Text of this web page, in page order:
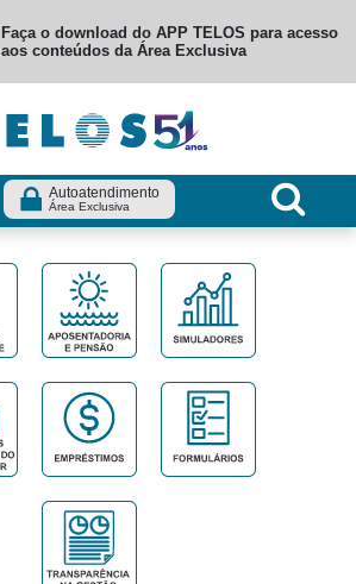
Faça o download do APP TELOS para acesso
aos conteúdos da Área Exclusiva
Autoatendimento
Área Exclusiva